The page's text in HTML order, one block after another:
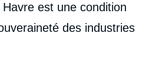
est une condition
des industries